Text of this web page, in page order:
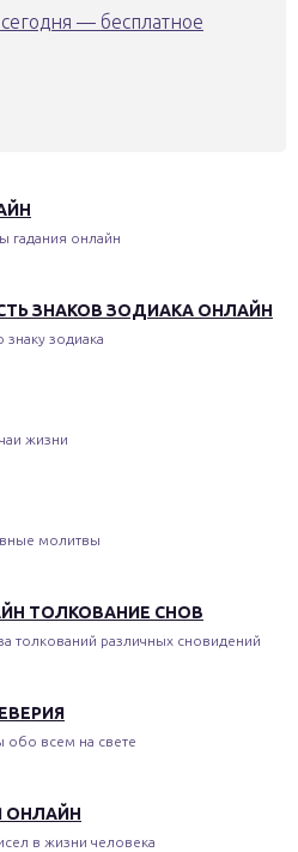
— бесплатное
гадания онлайн
ЗНАКОВ ЗОДИАКА ОНЛАЙН
зодиака
жизни
молитвы
ТОЛКОВАНИЕ СНОВ
толкований различных сновидений
всем на свете
ОНЛАЙН
в жизни человека